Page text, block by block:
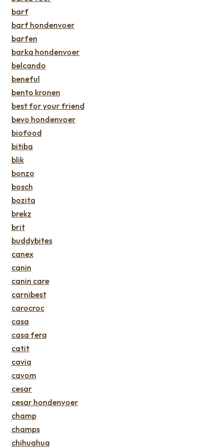
barf
barf hondenvoer
barfen
barka hondenvoer
belcando
beneful
bento kronen
best for your friend
bevo hondenvoer
biofood
bitiba
blik
bonzo
bosch
bozita
brekz
brit
buddybites
canex
canin
canin care
carnibest
carocroc
casa
casa fera
catit
cavia
cavom
cesar
cesar hondenvoer
champ
champs
chihuahua